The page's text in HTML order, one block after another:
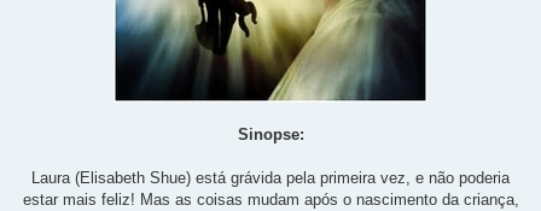
Sinopse:
Laura (Elisabeth Shue) está grávida pela primeira vez, e não poderia
estar mais feliz! Mas as coisas mudam após o nascimento da criança,